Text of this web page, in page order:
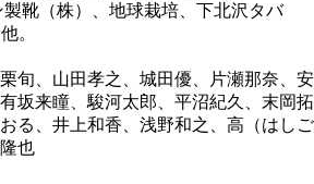
靴（株）、地球栽培、下北沢タバ
。
旬、山田孝之、城田優、片瀬那奈、安
坂来瞳、駿河太郎、平沼紀久、末岡拓
る、井上和香、浅野和之、高（はしご
也